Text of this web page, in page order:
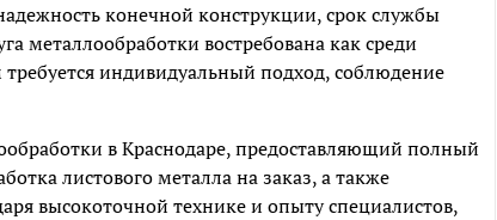
конечной конструкции, срок службы
металлообработки востребована как среди
индивидуальный подход, соблюдение
в Краснодаре, предоставляющий полный
листового металла на заказ, а также
высокоточной технике и опыту специалистов,